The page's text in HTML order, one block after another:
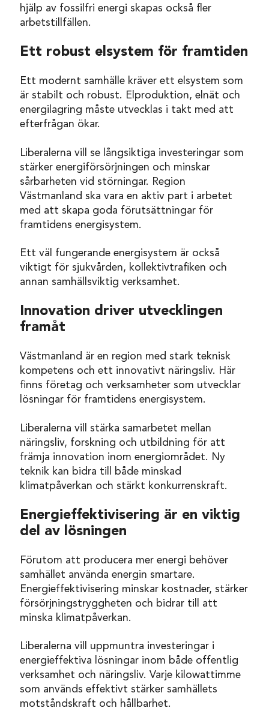
hjälp av fossilfri energi skapas också fler
arbetstillfällen.
Ett robust elsystem för framtiden
Ett modernt samhälle kräver ett elsystem som
är stabilt och robust. Elproduktion, elnät och
energilagring måste utvecklas i takt med att
efterfrågan ökar.
Liberalerna vill se långsiktiga investeringar som
stärker energiförsörjningen och minskar
sårbarheten vid störningar. Region
Västmanland ska vara en aktiv part i arbetet
med att skapa goda förutsättningar för
framtidens energisystem.
Ett väl fungerande energisystem är också
viktigt för sjukvården, kollektivtrafiken och
annan samhällsviktig verksamhet.
Innovation driver utvecklingen
framåt
Västmanland är en region med stark teknisk
kompetens och ett innovativt näringsliv. Här
finns företag och verksamheter som utvecklar
lösningar för framtidens energisystem.
Liberalerna vill stärka samarbetet mellan
näringsliv, forskning och utbildning för att
främja innovation inom energiområdet. Ny
teknik kan bidra till både minskad
klimatpåverkan och stärkt konkurrenskraft.
Energieffektivisering är en viktig
del av lösningen
Förutom att producera mer energi behöver
samhället använda energin smartare.
Energieffektivisering minskar kostnader, stärker
försörjningstryggheten och bidrar till att
minska klimatpåverkan.
Liberalerna vill uppmuntra investeringar i
energieffektiva lösningar inom både offentlig
verksamhet och näringsliv. Varje kilowattimme
som används effektivt stärker samhällets
motståndskraft och hållbarhet.